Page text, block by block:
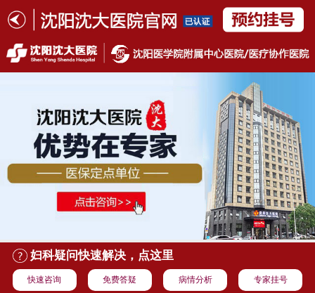
妇科疑问快速解决，点这里
快速咨询 免费答疑 病情分析 专家挂号